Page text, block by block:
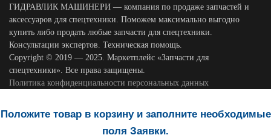
ГИДРАВЛИК МАШИНЕРИ — компания по продаже запчастей и
аксессуаров для спецтехники. Поможем максимально выгодно
купить либо продать любые запчасти для спецтехники.
Консультации экспертов. Техническая помощь.
Copyright © 2019 — 2025. Маркетплейс «Запчасти для
спецтехники». Все права защищены.
Политика конфиденциальности персональных данных
Положите товар в корзину и заполните необходимые
поля Заявки.